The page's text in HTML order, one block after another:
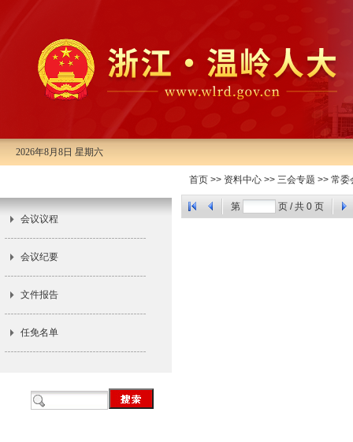
2026年8月8日 星期六
会议议程
会议纪要
文件报告
任免名单
首页 >> 资料中心 >> 三会专题 >> 常委
第 页 / 共 0 页